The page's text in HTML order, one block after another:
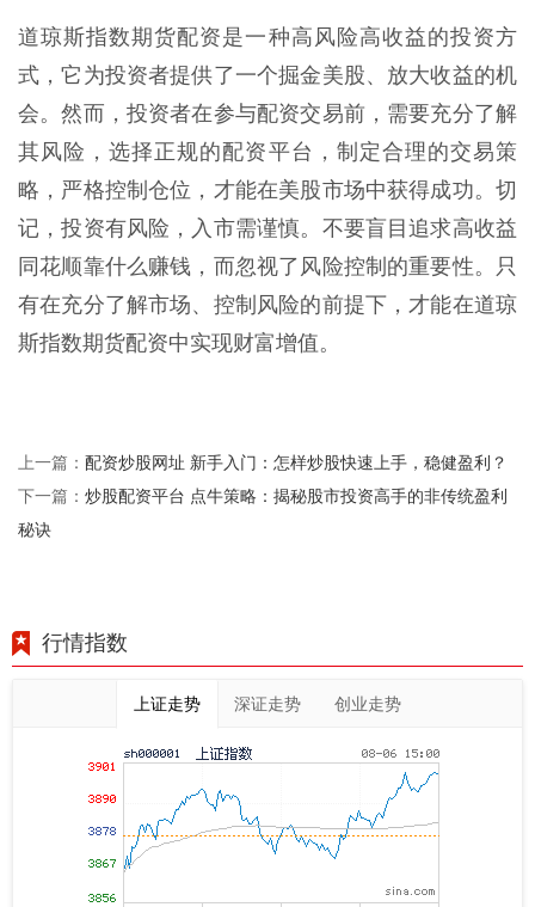
道琼斯指数期货配资是一种高风险高收益的投资方
式，它为投资者提供了一个掘金美股、放大收益的机
会。然而，投资者在参与配资交易前，需要充分了解
其风险，选择正规的配资平台，制定合理的交易策
略，严格控制仓位，才能在美股市场中获得成功。切
记，投资有风险，入市需谨慎。不要盲目追求高收益
同花顺靠什么赚钱，而忽视了风险控制的重要性。只
有在充分了解市场、控制风险的前提下，才能在道琼
斯指数期货配资中实现财富增值。
上一篇： 配资炒股网址 新手入门：怎样炒股快速上手，稳健盈利？
下一篇： 炒股配资平台 点牛策略：揭秘股市投资高手的非传统盈利
秘诀
行情指数
上证走势 深证走势 创业走势